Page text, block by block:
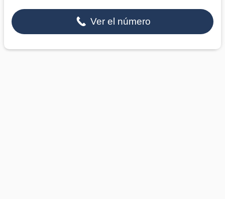
Ver el número